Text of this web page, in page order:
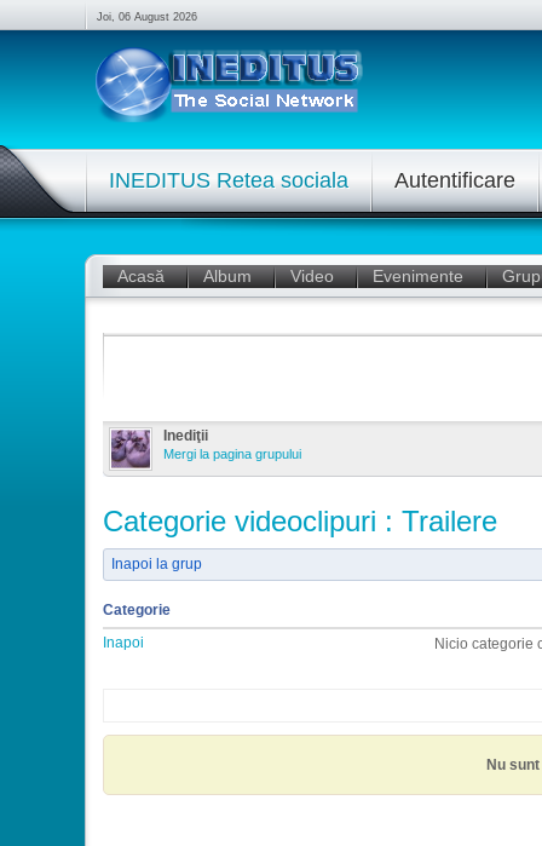
Joi, 06 August 2026
INEDITUS Retea sociala Autentificare
Acasă Album Video Evenimente
Inediţii
Mergi la pagina grupului
Categorie videoclipuri : Trailere
Inapoi la grup
Categorie
Inapoi
Nicio categorie
Nu